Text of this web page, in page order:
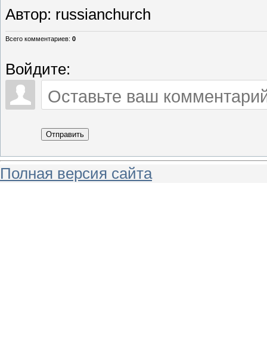
Автор: russianchurch
Всего комментариев: 0
Войдите:
Отправить
Полная версия сайта